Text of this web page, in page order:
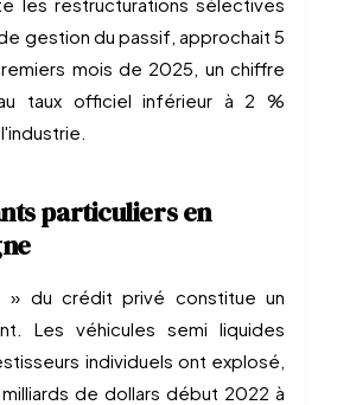
gestion du passif, approchait 5
mois de 2025, un chiffre
taux officiel inférieur à 2 %
particuliers en
» du crédit privé constitue un
Les véhicules semi liquides
individuels ont explosé,
de dollars début 2022 à